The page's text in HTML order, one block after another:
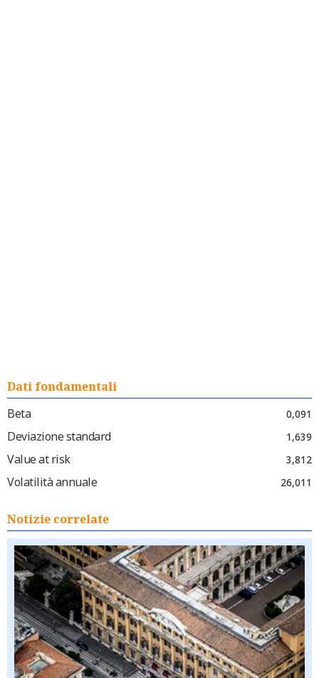
Dati fondamentali
Beta
0,091
Deviazione standard 1,639
Value at risk 3,812
Volatilità annuale 26,011
Notizie correlate